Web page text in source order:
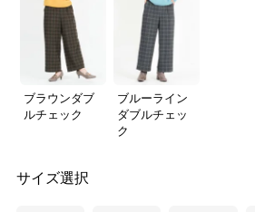
ブラウンダブ
ルチェック
ブルーライン
ダブルチェッ
ク
サイズ選択